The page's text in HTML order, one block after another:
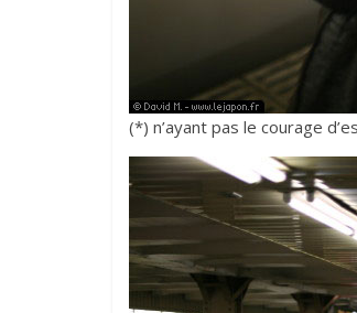
(*) n’ayant pas le courage